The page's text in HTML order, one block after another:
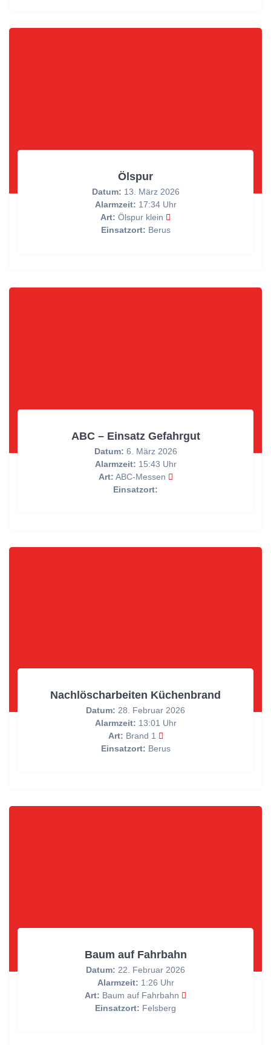
Ölspur
Datum: 13. März 2026
Alarmzeit: 17:34 Uhr
Art: Ölspur klein
Einsatzort: Berus
ABC – Einsatz Gefahrgut
Datum: 6. März 2026
Alarmzeit: 15:43 Uhr
Art: ABC-Messen
Einsatzort:
Nachlöscharbeiten Küchenbrand
Datum: 28. Februar 2026
Alarmzeit: 13:01 Uhr
Art: Brand 1
Einsatzort: Berus
Baum auf Fahrbahn
Datum: 22. Februar 2026
Alarmzeit: 1:26 Uhr
Art: Baum auf Fahrbahn
Einsatzort: Felsberg